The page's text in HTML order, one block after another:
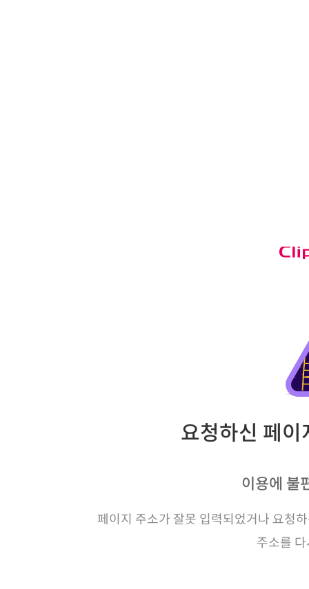
요청하신 페
이용에 불
페이지 주소가 잘못 입력되었거나 요청
주소를